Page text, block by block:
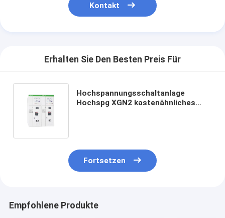
Kontakt
Erhalten Sie Den Besten Preis Für
Hochspannungsschaltanlage
Hochspg XGN2 kastenähnliches
Fortsetzen
Empfohlene Produkte